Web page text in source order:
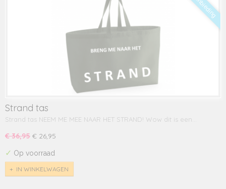
Strand tas
Strand tas NEEM ME MEE NAAR HET STRAND! Wow dit is een…
€ 36,95 € 26,95
✓ Op voorraad
IN WINKELWAGEN